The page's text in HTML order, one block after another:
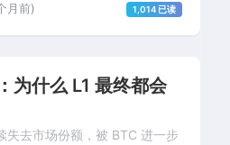
月前) 1,014 已读
为什么 L1 最终都会
失去市场份额，被 BTC 进一步